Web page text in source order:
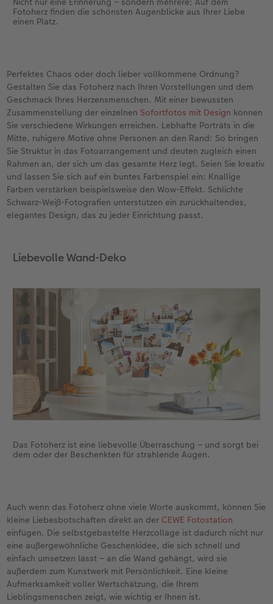
Fotoherz finden die schönsten Augenblicke aus Ihrer Liebe
einen Platz.
Perfektes Chaos oder doch lieber vollkommene Ordnung?
Gestalten Sie das Fotoherz nach Ihren Vorstellungen und dem
Geschmack Ihres Herzensmenschen. Mit einer bewussten
Zusammenstellung der einzelnen Sofortfotos mit Design können
Sie verschiedene Wirkungen erreichen. Lebhafte Porträts in die
Mitte, ruhigere Motive ohne Personen an den Rand: So bringen
Sie Struktur in das Fotoarrangement und deuten zugleich einen
Rahmen an, der sich um das gesamte Herz legt. Seien Sie kreativ
und lassen Sie sich auf ein buntes Farbenspiel ein: Knallige
Farben verstärken beispielsweise den Wow-Effekt. Schlichte
Schwarz-Weiß-Fotografien unterstützen ein zurückhaltendes,
elegantes Design, das zu jeder Einrichtung passt.
Liebevolle Wand-Deko
Das Fotoherz ist eine liebevolle Überraschung – und sorgt bei
dem oder der Beschenkten für strahlende Augen.
Auch wenn das Fotoherz ohne viele Worte auskommt, können Sie
kleine Liebesbotschaften direkt an der CEWE Fotostation
einfügen. Die selbstgebastelte Herzcollage ist dadurch nicht nur
eine außergewöhnliche Geschenkidee, die sich schnell und
einfach umsetzen lässt – an die Wand gehängt, wird sie
außerdem zum Kunstwerk mit Persönlichkeit. Eine kleine
Aufmerksamkeit voller Wertschätzung, die Ihrem
Lieblingsmenschen zeigt, wie wichtig er Ihnen ist.